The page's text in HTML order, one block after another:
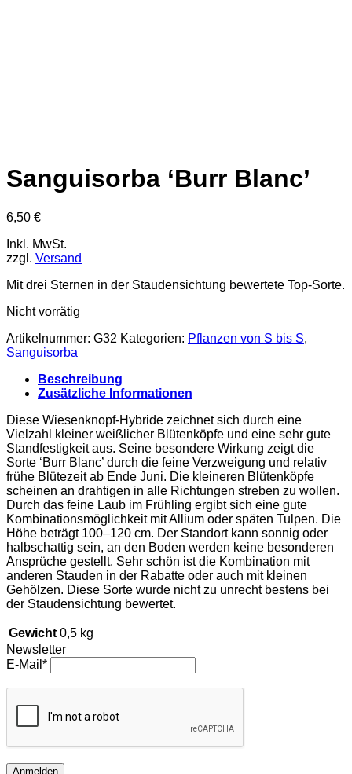
Sanguisorba ‘Burr Blanc’
6,50 €
Inkl. MwSt.
zzgl. Versand
Mit drei Sternen in der Staudensichtung bewertete Top-Sorte.
Nicht vorrätig
Artikelnummer: G32 Kategorien: Pflanzen von S bis S,
Sanguisorba
Beschreibung
Zusätzliche Informationen
Diese Wiesenknopf-Hybride zeichnet sich durch eine
Vielzahl kleiner weißlicher Blütenköpfe und eine sehr gute
Standfestigkeit aus. Seine besondere Wirkung zeigt die
Sorte ‘Burr Blanc’ durch die feine Verzweigung und relativ
frühe Blütezeit ab Ende Juni. Die kleineren Blütenköpfe
scheinen an drahtigen in alle Richtungen streben zu wollen.
Durch das feine Laub im Frühling ergibt sich eine gute
Kombinationsmöglichkeit mit Allium oder späten Tulpen. Die
Höhe beträgt 100–120 cm. Der Standort kann sonnig oder
halbschattig sein, an den Boden werden keine besonderen
Ansprüche gestellt. Sehr schön ist die Kombination mit
anderen Stauden in der Rabatte oder auch mit kleinen
Gehölzen. Diese Sorte wurde nicht zu unrecht bestens bei
der Staudensichtung bewertet.
Gewicht 0,5 kg
Newsletter
E-Mail*
Anmelden